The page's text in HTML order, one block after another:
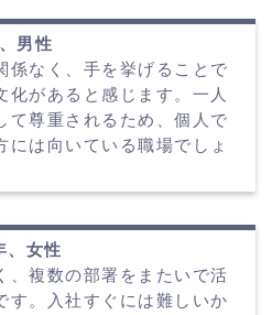
男性
係なく、手を挙げることで
化があると感じます。一人
て尊重されるため、個人で
には向いている職場でしょ
、女性
、複数の部署をまたいで活
す。入社すぐには難しいか